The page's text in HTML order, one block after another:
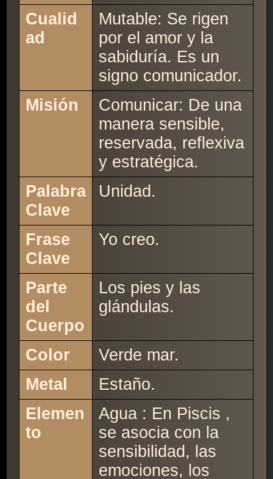
Cualid
ad
Mutable: Se rigen
por el amor y la
sabiduría. Es un
signo comunicador.
Misión
Comunicar: De una
manera sensible,
reservada, reflexiva
y estratégica.
Palabra
Clave
Unidad.
Frase
Clave
Yo creo.
Parte
del
Cuerpo
Los pies y las
glándulas.
Color
Verde mar.
Metal
Estaño.
Elemen
to
Agua : En Piscis ,
se asocia con la
sensibilidad, las
emociones, los